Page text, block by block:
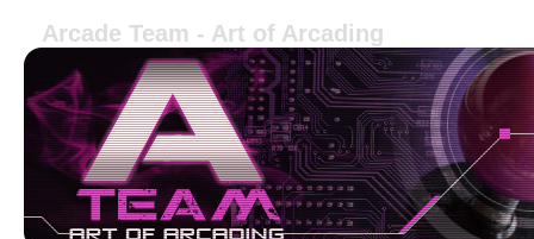
Arcade Team - Art of Arcading